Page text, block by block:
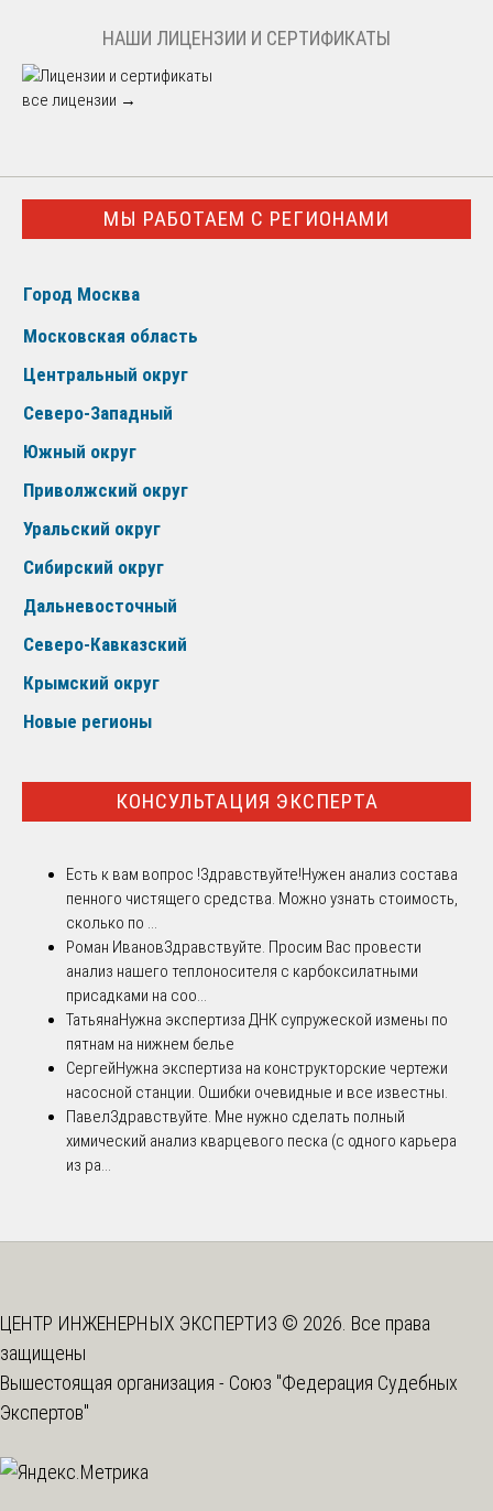
НАШИ ЛИЦЕНЗИИ И СЕРТИФИКАТЫ
все лицензии →
МЫ РАБОТАЕМ С РЕГИОНАМИ
Город Москва
Московская область
Центральный округ
Северо-Западный
Южный округ
Приволжский округ
Уральский округ
Сибирский округ
Дальневосточный
Северо-Кавказский
Крымский округ
Новые регионы
КОНСУЛЬТАЦИЯ ЭКСПЕРТА
Есть к вам вопрос !Здравствуйте!Нужен анализ состава
пенного чистящего средства. Можно узнать стоимость,
сколько по ...
Роман ИвановЗдравствуйте. Просим Вас провести
анализ нашего теплоносителя с карбоксилатными
присадками на соо...
ТатьянаНужна экспертиза ДНК супружеской измены по
пятнам на нижнем белье
СергейНужна экспертиза на конструкторские чертежи
насосной станции. Ошибки очевидные и все известны.
ПавелЗдравствуйте. Мне нужно сделать полный
химический анализ кварцевого песка (с одного карьера
из ра...
ЦЕНТР ИНЖЕНЕРНЫХ ЭКСПЕРТИЗ © 2026. Все права
защищены
Вышестоящая организация - Союз "Федерация Судебных
Экспертов"